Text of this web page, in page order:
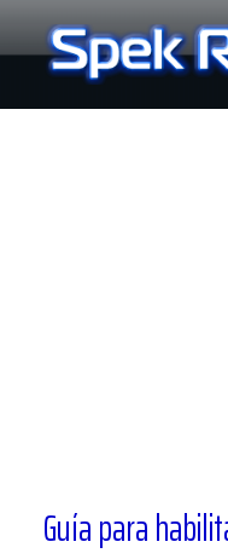
al
contenido
Guía para